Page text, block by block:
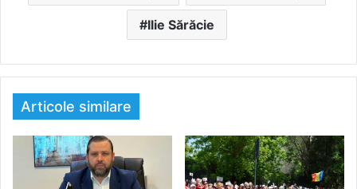
Ilie Sărăcie
Articole similare